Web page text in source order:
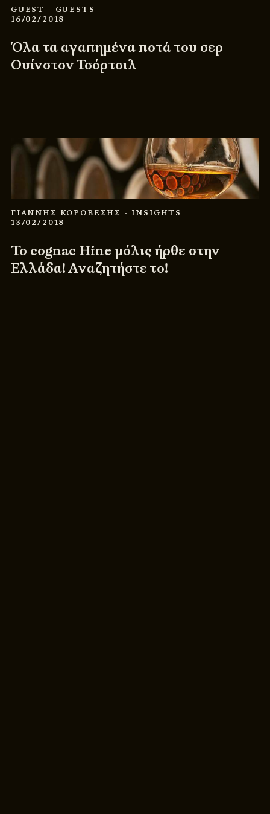
GUEST - GUESTS
16/02/2018
Όλα τα αγαπημένα ποτά του σερ
Ουίνστον Τσόρτσιλ
ΓΙΑΝΝΗΣ ΚΟΡΟΒΕΣΗΣ - INSIGHTS
13/02/2018
Το cognac Hine μόλις ήρθε στην
Ελλάδα! Αναζητήστε το!